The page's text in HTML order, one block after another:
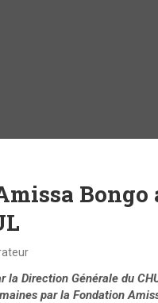
Bongo
la Direction Générale du
par la Fondation